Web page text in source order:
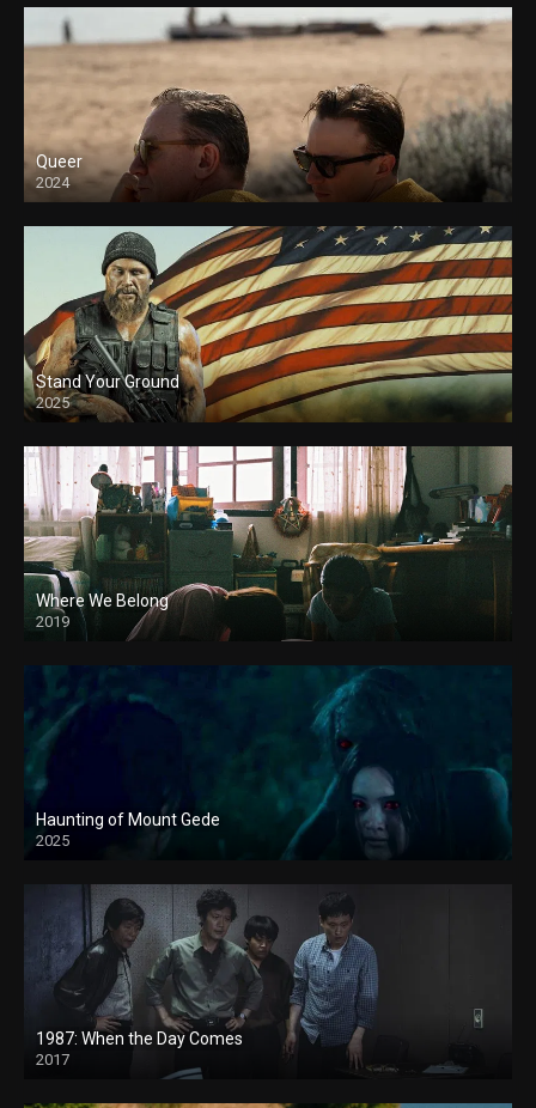
Queer
2024
Stand Your Ground
2025
Where We Belong
2019
Haunting of Mount Gede
2025
1987: When the Day Comes
2017